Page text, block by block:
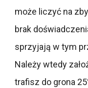
może liczyć na
brak
sprzyjają w tym
Należy wtedy
trafisz do grona